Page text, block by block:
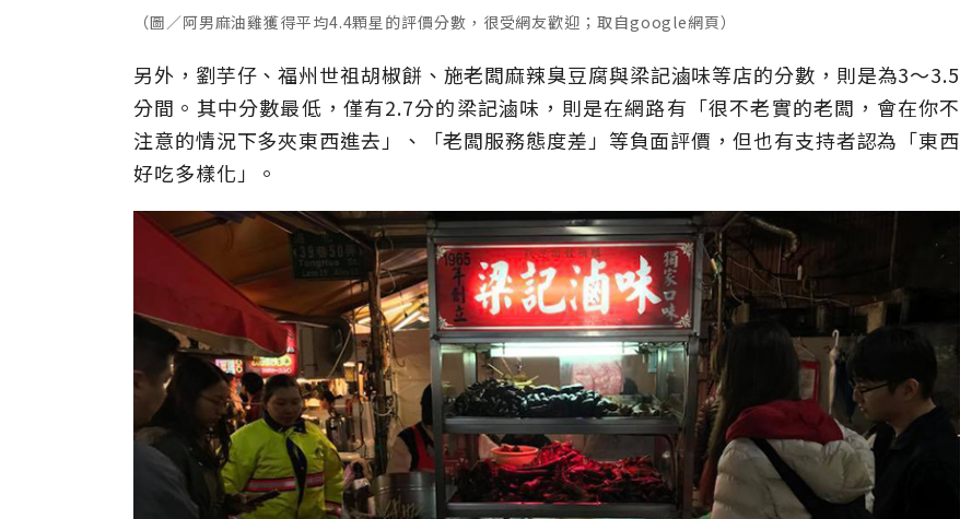
（圖／阿男麻油雞獲得平均4.4顆星的評價分數，很受網友歡迎；取自google網頁）
另外，劉芋仔、福州世祖胡椒餅、施老闆麻辣臭豆腐與梁記滷味等店的分數，則是為3～3.5
分間。其中分數最低，僅有2.7分的梁記滷味，則是在網路有「很不老實的老闆，會在你不
注意的情況下多夾東西進去」、「老闆服務態度差」等負面評價，但也有支持者認為「東西
好吃多樣化」。